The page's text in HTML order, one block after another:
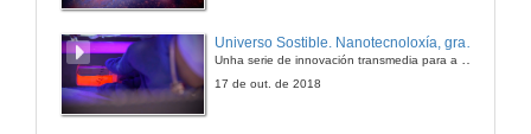
Unha serie de innovación transmedia para a divulgación da ciencia producida pola Crue e emitida pola 2 de TVE
17 de out. de 2018